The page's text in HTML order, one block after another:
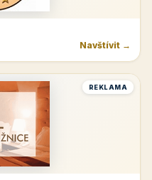
Navštívit →
REKLAMA